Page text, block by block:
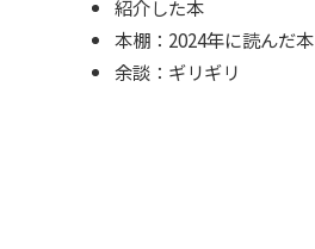
紹介した本
本棚：2024年に読んだ本
余談：ギリギリ